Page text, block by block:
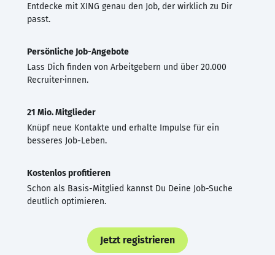
Entdecke mit XING genau den Job, der wirklich zu Dir
passt.
Persönliche Job-Angebote
Lass Dich finden von Arbeitgebern und über 20.000
Recruiter·innen.
21 Mio. Mitglieder
Knüpf neue Kontakte und erhalte Impulse für ein
besseres Job-Leben.
Kostenlos profitieren
Schon als Basis-Mitglied kannst Du Deine Job-Suche
deutlich optimieren.
Jetzt registrieren